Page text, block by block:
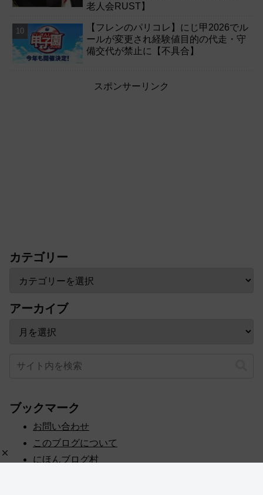
老人会RUST】
【フレンのパリコレ】にじ甲2026でル
ールが変更され経験値目的の代走・守
備交代が禁止に【不具合】
スポンサーリンク
カテゴリー
アーカイブ
ブックマーク
お問い合わせ
このブログについて
にほんブログ村